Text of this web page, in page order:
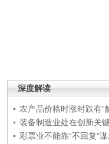
深度解读
农产品价格时涨时跌有“
装备制造业处在创新关
彩票业不能靠“不回复”